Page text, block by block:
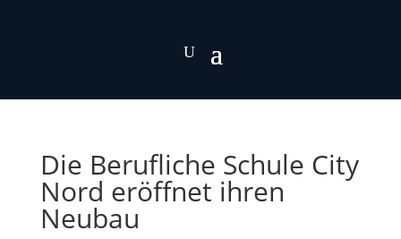
Die Berufliche Schule City
Nord eröffnet ihren
Neubau